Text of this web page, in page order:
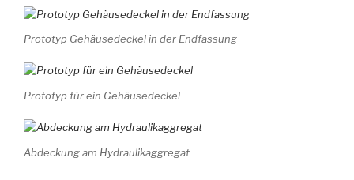
Prototyp Gehäusedeckel in der Endfassung
Prototyp für ein Gehäusedeckel
Abdeckung am Hydraulikaggregat